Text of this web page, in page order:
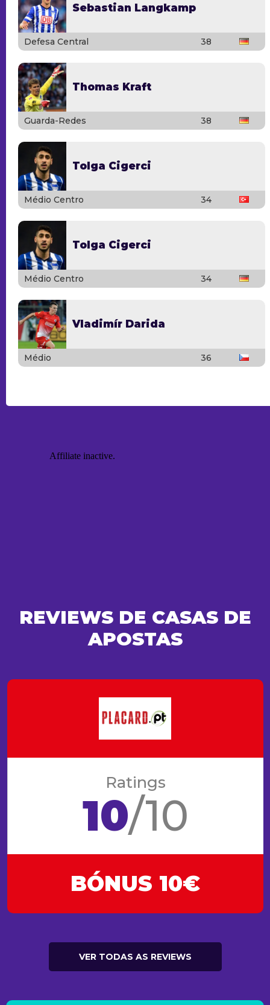
Sebastian Langkamp
Defesa Central 38
Thomas Kraft
Guarda-Redes 38
Tolga Cigerci
Médio Centro 34
Tolga Cigerci
Médio Centro 34
Vladimír Darida
Médio 36
REVIEWS DE CASAS DE
APOSTAS
Ratings
10/10
BÓNUS 10€
VER TODAS AS REVIEWS